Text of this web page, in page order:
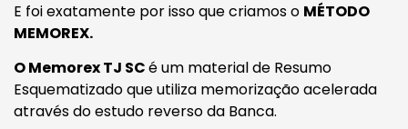
E foi exatamente por isso que criamos o MÉTODO
MEMOREX.
O Memorex TJ SCé um material de Resumo
Esquematizado que utiliza memorização acelerada
através do estudo reverso da Banca.